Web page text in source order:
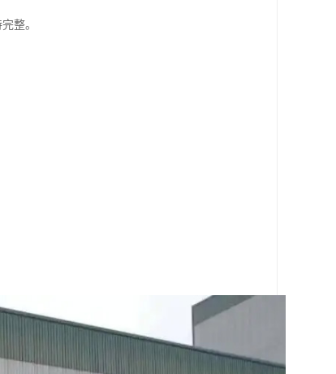
整。